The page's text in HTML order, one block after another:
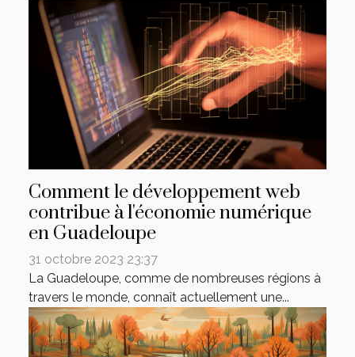
Comment le développement web
contribue à l'économie numérique
en Guadeloupe
31 octobre 2023 23:37
La Guadeloupe, comme de nombreuses régions à
travers le monde, connaît actuellement une...